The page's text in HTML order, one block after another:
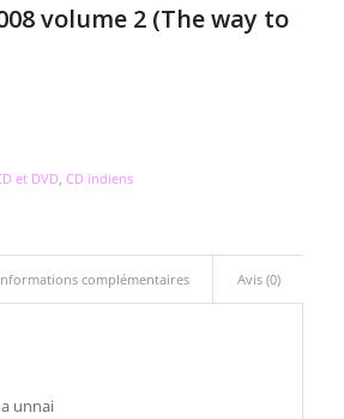
volume 2 (The way to
et DVD, CD indiens
complémentaires Avis (0)
unnai